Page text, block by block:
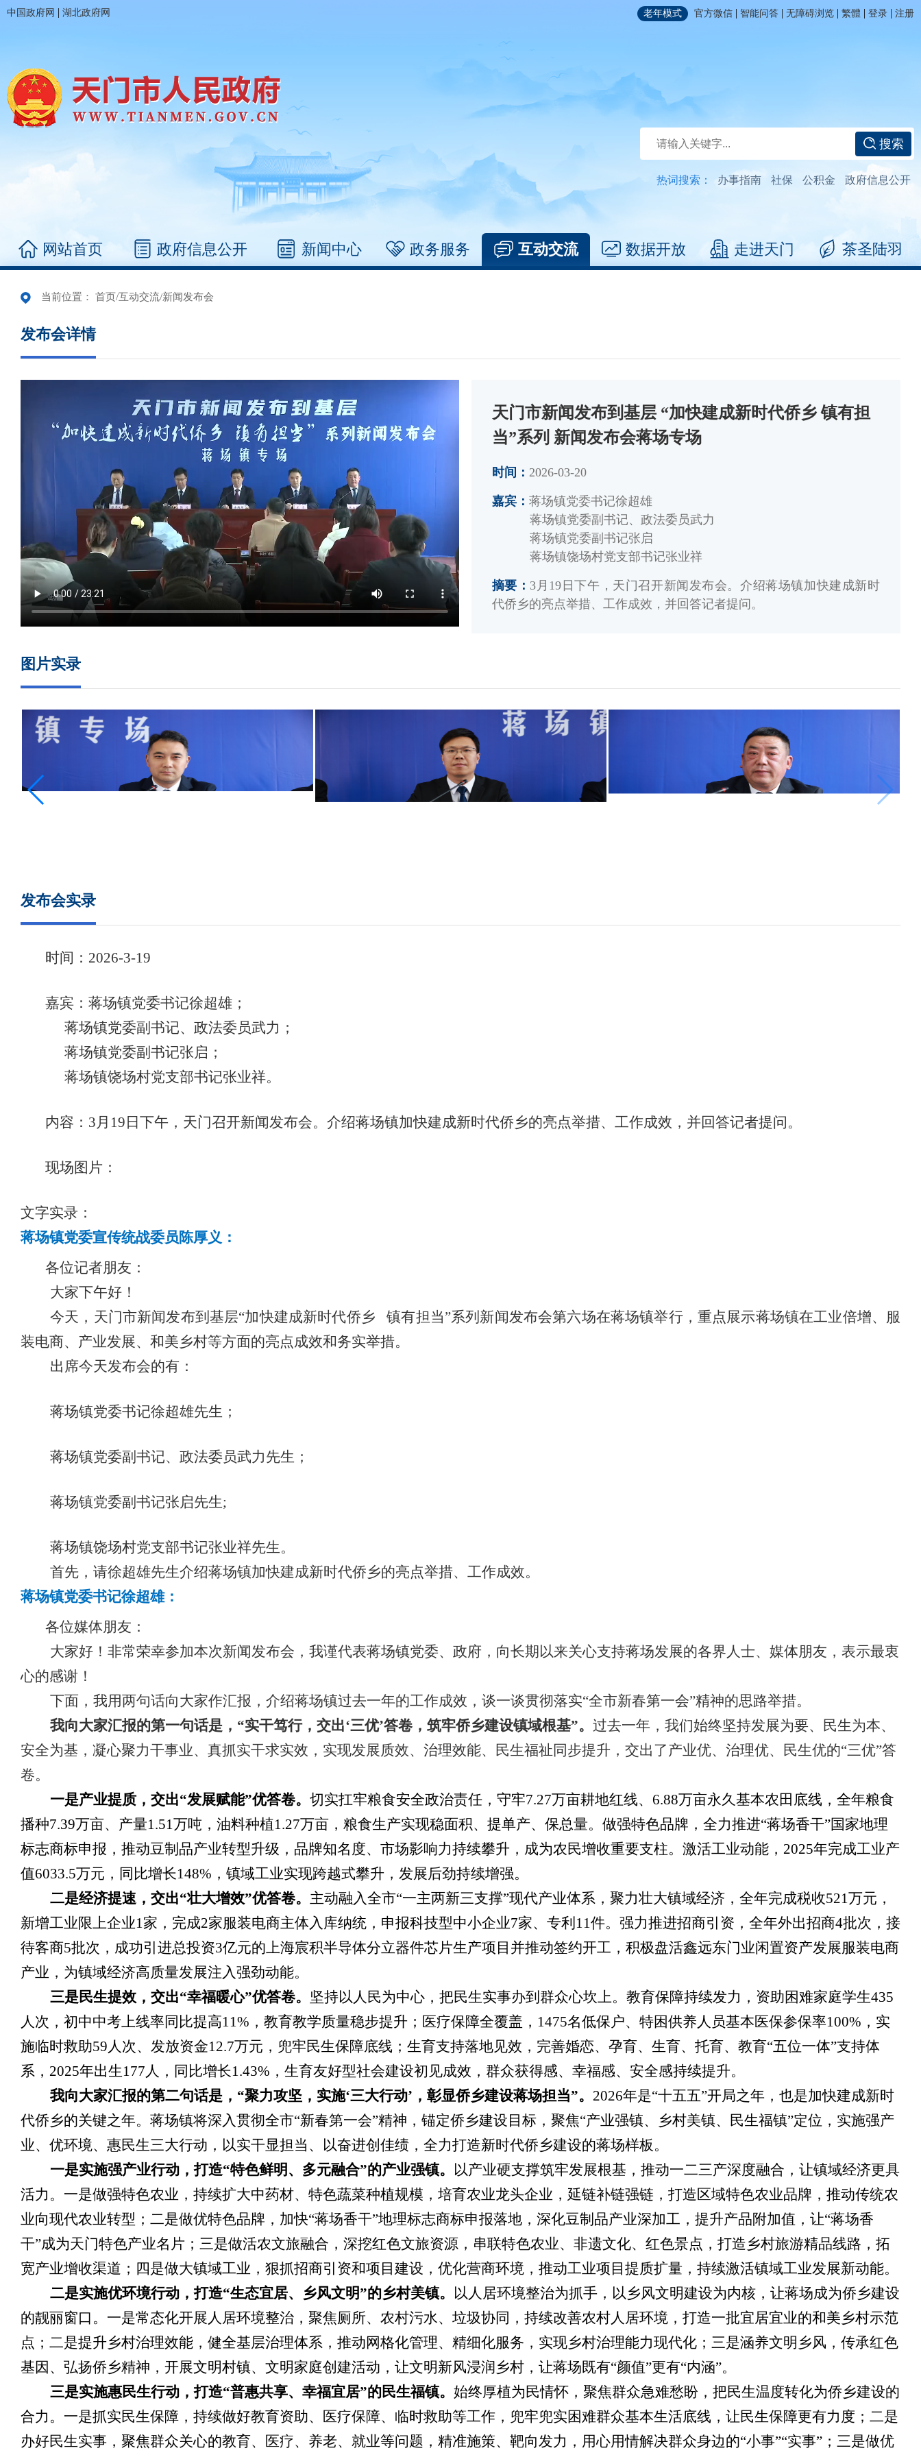
中国政府网 | 湖北政府网 老年模式 官方微信 | 智能问答 | 无障碍浏览 | 繁體 | 登录 | 注册
搜索
热词搜索： 办事指南 社保 公积金 政府信息公开
网站首页 政府信息公开 新闻中心 政务服务 互动交流 数据开放 走进天门 茶圣陆羽
当前位置： 首页/互动交流/新闻发布会
发布会详情
天门市新闻发布到基层 “加快建成新时代侨乡 镇有担
当”系列 新闻发布会蒋场专场
时间： 2026-03-20
嘉宾： 蒋场镇党委书记徐超雄
蒋场镇党委副书记、政法委员武力
蒋场镇党委副书记张启
蒋场镇饶场村党支部书记张业祥
摘要： 3月19日下午，天门召开新闻发布会。介绍蒋场镇加快建成新时
代侨乡的亮点举措、工作成效，并回答记者提问。
图片实录
发布会实录
时间： 2026-3-19
嘉宾： 蒋场镇党委书记徐超雄 ；
蒋场镇党委副书记、政法委员武力 ；
蒋场镇党委副书记张启 ；
蒋场镇饶场村党支部书记张业祥。
内容： 3月 19 日 下午，天门召开新闻发布会。介绍蒋场镇加快建成新时代侨乡的亮点举措、工作成效， 并回答记者提问。
现场图片：
文字实录：
蒋场镇党委宣传统战委员陈厚义：
各位记者朋友：
大家下午好！
今天，天门市新闻发布到基层“加快建成新时代侨乡 镇有担当”系列新闻发布会第六场在蒋场镇举行，重点展示蒋场镇在工业倍增、服
装电商、产业发展、和美乡村等方面的亮点成效和务实举措。
出席今天发布会的有：
蒋场镇党委书记徐超雄先生；
蒋场镇党委副书记、政法委员武力先生；
蒋场镇党委副书记张启先生;
蒋场镇饶场村党支部书记张业祥先生。
首先，请徐超雄先生介绍蒋场镇加快建成新时代侨乡的亮点举措、工作成效。
蒋场镇党委书记徐超雄：
各位媒体朋友：
大家好！非常荣幸参加本次新闻发布会，我谨代表蒋场镇党委、政府，向长期以来关心支持蒋场发展的各界人士、媒体朋友，表示最衷
心的感谢！
下面，我用两句话向大家作汇报，介绍蒋场镇过去一年的工作成效，谈一谈贯彻落实“全市新春第一会”精神的思路举措。
我向大家汇报的第一句话是， “实干笃行，交出‘三优’答卷，筑牢侨乡建设镇域根基”。 过去一年，我们始终坚持发展为要、民生为本、
安全为基，凝心聚力干事业、真抓实干求实效，实现发展质效、治理效能、民生福祉同步提升，交出了产业优、治理优、民生优的“三优”答
卷。
一是产业提质，交出“发展赋能”优答卷。 切实扛牢粮食安全政治责任，守牢7.27万亩耕地红线、6.88万亩永久基本农田底线，全年粮食
播种7.39万亩、产量1.51万吨，油料种植1.27万亩，粮食生产实现稳面积、提单产、保总量。做强特色品牌，全力推进“蒋场香干”国家地理
标志商标申报，推动豆制品产业转型升级，品牌知名度、市场影响力持续攀升，成为农民增收重要支柱。激活工业动能，2025年完成工业产
值6033.5万元，同比增长148%，镇域工业实现跨越式攀升，发展后劲持续增强。
二是经济提速，交出“壮大增效”优答卷。 主动融入全市“一主两新三支撑”现代产业体系，聚力壮大镇域经济，全年完成税收521万元，
新增工业限上企业1家，完成2家服装电商主体入库纳统，申报科技型中小企业7家、专利11件。强力推进招商引资，全年外出招商4批次，接
待客商5批次，成功引进总投资3亿元的上海宸积半导体分立器件芯片生产项目并推动签约开工，积极盘活鑫远东门业闲置资产发展服装电商
产业，为镇域经济高质量发展注入强劲动能。
三是民生提效 ，交出“幸福暖心”优答卷。 坚持以人民为中心，把民生实事办到群众心坎上。教育保障持续发力，资助困难家庭学生435
人次，初中中考上线率同比提高11%，教育教学质量稳步提升；医疗保障全覆盖，1475名低保户、特困供养人员基本医保参保率100%，实
施临时救助59人次、发放资金12.7万元，兜牢民生保障底线；生育支持落地见效，完善婚恋、孕育、生育、托育、教育“五位一体”支持体
系，2025年出生177人，同比增长1.43%，生育友好型社会建设初见成效，群众获得感、幸福感、安全感持续提升。
我向大家汇报的第二句话是， “聚力攻坚，实施‘三大行动’，彰显侨乡建设蒋场担当”。 2026年是“十五五”开局之年，也是加快建成新时
代侨乡的关键之年。蒋场镇将深入贯彻全市“新春第一会”精神，锚定侨乡建设目标，聚焦“产业强镇、乡村美镇、民生福镇”定位，实施强产
业、优环境、惠民生三大行动，以实干显担当、以奋进创佳绩，全力打造新时代侨乡建设的蒋场样板。
一是实施强产业行动，打造“特色鲜明、 多元融合”的产业强镇。
以产业硬支撑筑牢发展根基，推动一二三产深度融合，让镇域经济更具
活力。一是做强特色农业，持续扩大中药材、特色蔬菜种植规模，培育农业龙头企业，延链补链强链，打造区域特色农业品牌，推动传统农
业向现代农业转型；二是做优特色品牌，加快“蒋场香干”地理标志商标申报落地，深化豆制品产业深加工，提升产品附加值，让“蒋场香
干”成为天门特色产业名片；三是做活农文旅融合，深挖红色文旅资源，串联特色农业、非遗文化、红色景点，打造乡村旅游精品线路，拓
宽产业增收渠道；四是做大镇域工业，狠抓招商引资和项目建设，优化营商环境，推动工业项目提质扩量，持续激活镇域工业发展新动能。
二是实施优环境行动，打造“生态宜居、乡风文明”的乡村美镇。
以人居环境整治为抓手，以乡风文明建设为内核，让蒋场成为侨乡建设
的靓丽窗口。一是常态化开展人居环境整治，聚焦厕所、农村污水、垃圾协同，持续改善农村人居环境，打造一批宜居宜业的和美乡村示范
点；二是提升乡村治理效能，健全基层治理体系，推动网格化管理、精细化服务，实现乡村治理能力现代化；三是涵养文明乡风，传承红色
基因、弘扬侨乡精神，开展文明村镇、文明家庭创建活动，让文明新风浸润乡村，让蒋场既有“颜值”更有“内涵”。
三是实施惠民生行动，打造“普惠共享、幸福宜居”的民生福镇。 始终厚植为民情怀，聚焦群众急难愁盼，把民生温度转化为侨乡建设的
合力。一是抓实民生保障，持续做好教育资助、医疗保障、临时救助等工作，兜牢兜实困难群众基本生活底线，让民生保障更有力度；二是
办好民生实事，聚焦群众关心的教育、医疗、养老、就业等问题，精准施策、靶向发力，用心用情解决群众身边的“小事”“实事”；三是做优